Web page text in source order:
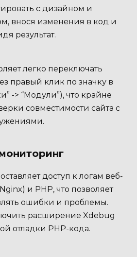
с дизайном и
внося изменения в код и
результат.
легко переключать
правый клик по значку в
-> “Модули”), что крайне
совместимости сайта с
доступ к логам веб-
и PHP, что позволяет
ошибки и проблемы.
расширение Xdebug
отладки PHP-кода.